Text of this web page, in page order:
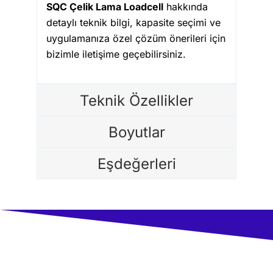
SQC Çelik Lama Loadcellhakkında
detaylı teknik bilgi, kapasite seçimi ve
uygulamanıza özel çözüm önerileri için
bizimle iletişime geçebilirsiniz.
Teknik Özellikler
Boyutlar
Eşdeğerleri